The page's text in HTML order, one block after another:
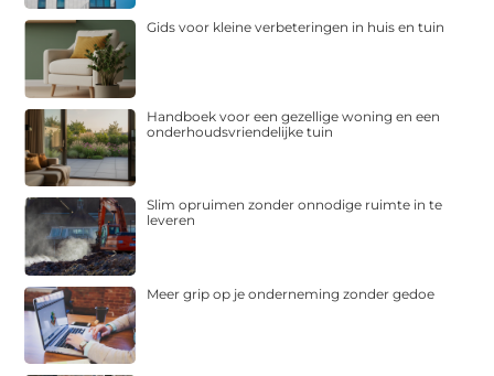
Gids voor kleine verbeteringen in huis en tuin
Handboek voor een gezellige woning en een
onderhoudsvriendelijke tuin
Slim opruimen zonder onnodige ruimte in te
leveren
Meer grip op je onderneming zonder gedoe